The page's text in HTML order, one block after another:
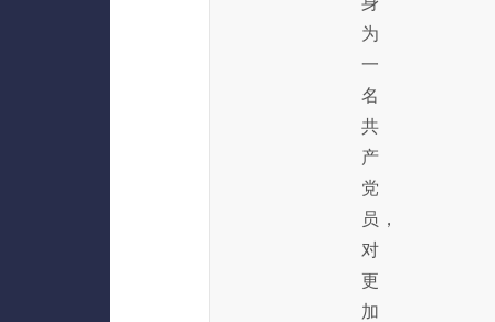
为
一
名
共
产
党
员，
对
更
加